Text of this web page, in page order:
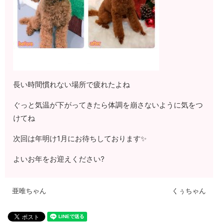
長い時間慣れない場所で疲れたよね
ぐっと気温が下がってきたら体調を崩さないように気をつ
けてね
次回は年明け1月にお待ちしております✨
よいお年をお迎えください?
亜唯ちゃん くぅちゃん